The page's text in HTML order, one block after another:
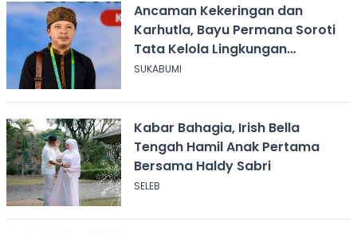
Ancaman Kekeringan dan
Karhutla, Bayu Permana Soroti
Tata Kelola Lingkungan
Sukabumi
SUKABUMI
Kabar Bahagia, Irish Bella
Tengah Hamil Anak Pertama
Bersama Haldy Sabri
SELEB